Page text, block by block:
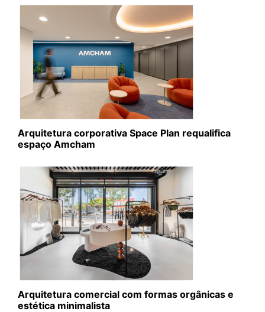
Arquitetura corporativa Space Plan requalifica
espaço Amcham
Arquitetura comercial com formas orgânicas e
estética minimalista